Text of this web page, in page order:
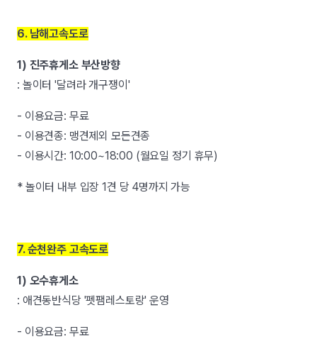
6. 남해고속도로
1) 진주휴게소 부산방향
: 놀이터 '달려라 개구쟁이'
- 이용요금: 무료
- 이용견종: 맹견제외 모든견종
- 이용시간: 10:00~18:00 (월요일 정기 휴무)
* 놀이터 내부 입장 1견 당 4명까지 가능
7. 순천완주 고속도로
1) 오수휴게소
: 애견동반식당 '펫팸레스토랑' 운영
- 이용요금: 무료